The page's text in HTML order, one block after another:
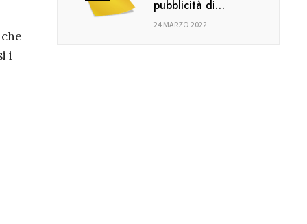
i
pubblicità di…
24 MARZO 2022